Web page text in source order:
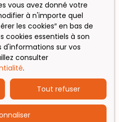
vous avez donné votre
à n'importe quel
les cookies″ en bas de
cookies essentiels à son
sur vos
consulter
.
Tout refuser